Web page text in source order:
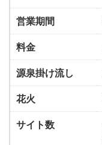
営業期間
料金
源泉掛け流し
花火
サイト数